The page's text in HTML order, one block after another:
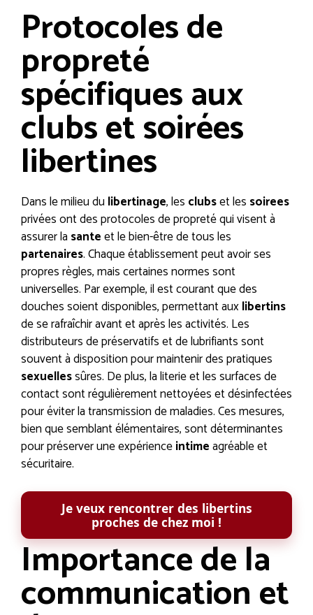
Protocoles de
propreté
spécifiques aux
clubs et soirées
libertines
Dans le milieu du libertinage, les clubset les soirees
privées ont des protocoles de propreté qui visent à
assurer la santeet le bien-être de tous les
partenaires. Chaque établissement peut avoir ses
propres règles, mais certaines normes sont
universelles. Par exemple, il est courant que des
douches soient disponibles, permettant auxlibertins
de se rafraîchir avant et après les activités. Les
distributeurs de préservatifs et de lubrifiants sont
souvent à disposition pour maintenir des pratiques
sexuellessûres. De plus, la literie et les surfaces de
contact sont régulièrement nettoyées et désinfectées
pour éviter la transmission de maladies. Ces mesures,
bien que semblant élémentaires, sont déterminantes
pour préserver une expérienceintimeagréable et
sécuritaire.
Je veux rencontrer des libertins
proches de chez moi !
Importance de la
communication et